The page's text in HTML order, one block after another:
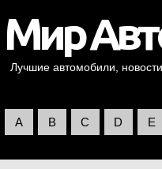
Лучшие автомобили,
A B C D E